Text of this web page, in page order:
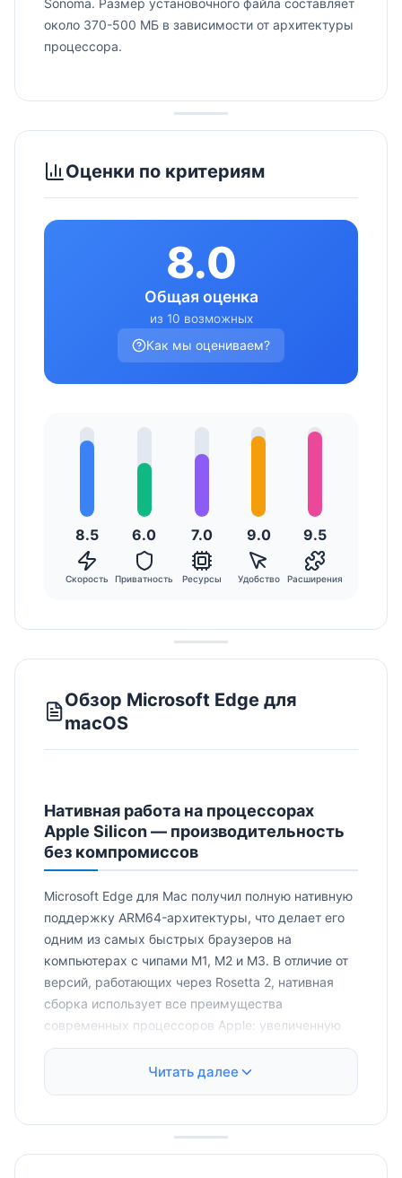
Sonoma. Размер установочного файла составляет
около 370-500 МБ в зависимости от архитектуры
процессора.
Оценки по критериям
8.0
Общая оценка
из 10 возможных
Как мы оцениваем?
8.5
Скорость
6.0
Приватность
7.0
Ресурсы
9.0
Удобство
9.5
Расширения
Обзор Microsoft Edge для
macOS
Нативная работа на процессорах
Apple Silicon — производительность
без компромиссов
Microsoft Edge для Mac получил полную нативную
поддержку ARM64-архитектуры, что делает его
одним из самых быстрых браузеров на
компьютерах с чипами M1, M2 и M3. В отличие от
версий, работающих через Rosetta 2, нативная
сборка использует все преимущества
современных процессоров Apple: увеличенную
скорость выполнения JavaScript, аппаратное
ускорение видео и улучшенное
энергопотребление. Тесты показывают, что Edge
на 15-20% быстрее по сравнению с версией для
Intel и потребляет на 30% меньше энергии при
Читать далее